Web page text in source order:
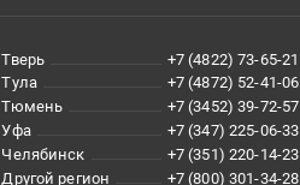
Тверь
+7 (4822) 73-65-21
Тула
+7 (4872) 52-41-06
Тюмень
+7 (3452) 39-72-57
Уфа
+7 (347) 225-06-33
Челябинск
+7 (351) 220-14-23
Другой регион
+7 (800) 301-34-28